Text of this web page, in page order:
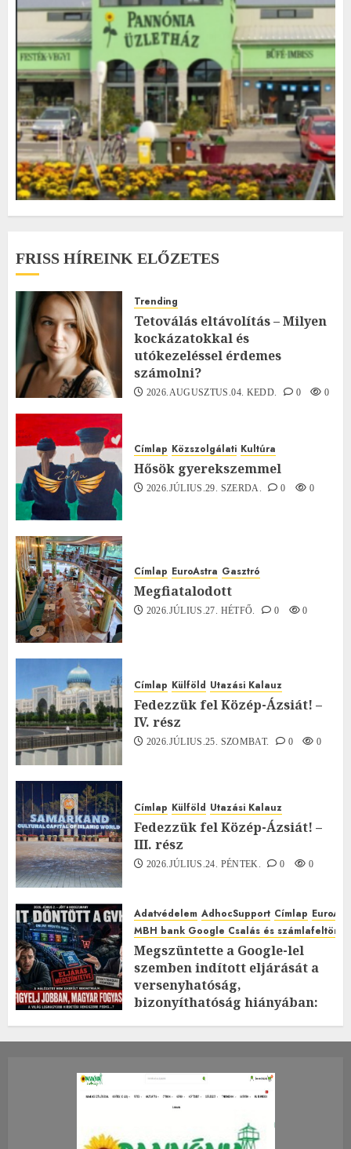
FRISS HÍREINK ELŐZETES
Trending
Tetoválás eltávolítás – Milyen
kockázatokkal és
utókezeléssel érdemes
számolni?
2026.AUGUSZTUS.04. KEDD. 0 0
Címlap Közszolgálati Kultúra
Hősök gyerekszemmel
2026.JÚLIUS.29. SZERDA. 0 0
Címlap EuroAstra Gasztró
Megfiatalodott
2026.JÚLIUS.27. HÉTFŐ. 0 0
Címlap Külföld Utazási Kalauz
Fedezzük fel Közép-Ázsiát! –
IV. rész
2026.JÚLIUS.25. SZOMBAT. 0 0
Címlap Külföld Utazási Kalauz
Fedezzük fel Közép-Ázsiát! –
III. rész
2026.JÚLIUS.24. PÉNTEK. 0 0
Adatvédelem AdhocSupport Címlap
MBH bank Google Csalás és
Megszüntette a Google-lel
szemben indított eljárását a
versenyhatóság,
bizonyíthatóság hiányában:
2026.JÚLIUS.23. CSÜTÖRTÖK.
0